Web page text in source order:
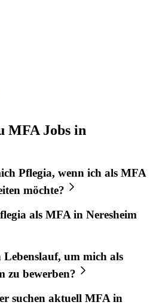
MFA Jobs in
Pflegia, wenn ich als MFA
möchte?
als MFA in Neresheim
Lebenslauf, um mich als
zu bewerben?
suchen aktuell MFA in